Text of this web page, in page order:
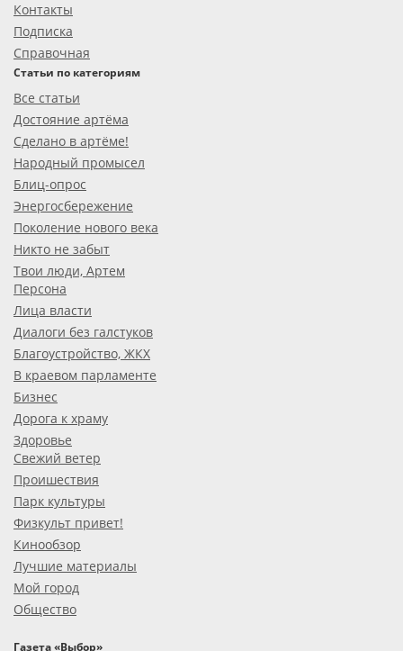
Контакты
Подписка
Справочная
Статьи по категориям
Все статьи
Достояние артёма
Сделано в артёме!
Народный промысел
Блиц-опрос
Энергосбережение
Поколение нового века
Никто не забыт
Твои люди, Артем
Персона
Лица власти
Диалоги без галстуков
Благоустройство, ЖКХ
В краевом парламенте
Бизнес
Дорога к храму
Здоровье
Свежий ветер
Проишествия
Парк культуры
Физкульт привет!
Кинообзор
Лучшие материалы
Мой город
Общество
Газета «Выбор»